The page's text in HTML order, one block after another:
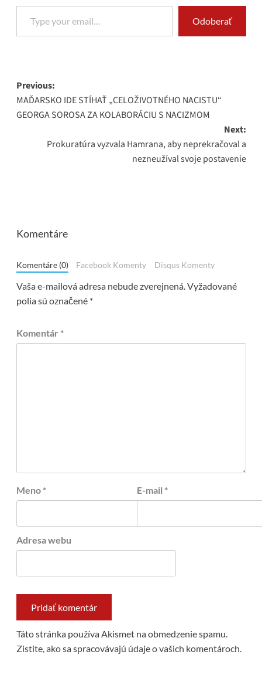
Type your email…
Odoberať
Post
navigation
Previous:
MAĎARSKO IDE STÍHAŤ „CELOŽIVOTNÉHO NACISTU“
GEORGA SOROSA ZA KOLABORÁCIU S NACIZMOM
Next:
Prokuratúra vyzvala Hamrana, aby neprekračoval a
nezneužíval svoje postavenie
Komentáre
Komentáre (0) Facebook Komenty Disqus Komenty
Vaša e-mailová adresa nebude zverejnená.Vyžadované
polia sú označené *
Komentár *
Meno * E-mail *
Adresa webu
Táto stránka používa Akismet na obmedzenie spamu.
Zistite, ako sa spracovávajú údaje o vašich komentároch.